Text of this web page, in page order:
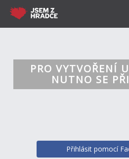
PRO VYTVOŘENÍ
NUTNO SE
Přihlásit pomocí